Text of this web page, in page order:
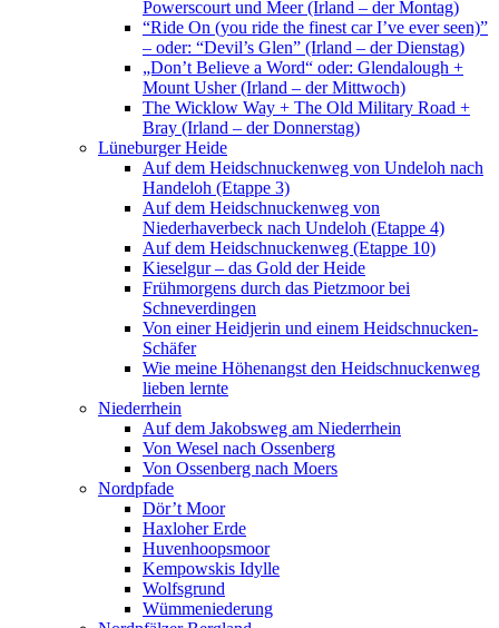
Powerscourt und Meer (Irland – der Montag)
“Ride On (you ride the finest car I’ve ever seen)”
– oder: “Devil’s Glen” (Irland – der Dienstag)
„Don’t Believe a Word“ oder: Glendalough +
Mount Usher (Irland – der Mittwoch)
The Wicklow Way + The Old Military Road +
Bray (Irland – der Donnerstag)
Lüneburger Heide
Auf dem Heidschnuckenweg von Undeloh nach
Handeloh (Etappe 3)
Auf dem Heidschnuckenweg von
Niederhaverbeck nach Undeloh (Etappe 4)
Auf dem Heidschnuckenweg (Etappe 10)
Kieselgur – das Gold der Heide
Frühmorgens durch das Pietzmoor bei
Schneverdingen
Von einer Heidjerin und einem Heidschnucken-
Schäfer
Wie meine Höhenangst den Heidschnuckenweg
lieben lernte
Niederrhein
Auf dem Jakobsweg am Niederrhein
Von Wesel nach Ossenberg
Von Ossenberg nach Moers
Nordpfade
Dör’t Moor
Haxloher Erde
Huvenhoopsmoor
Kempowskis Idylle
Wolfsgrund
Wümmeniederung